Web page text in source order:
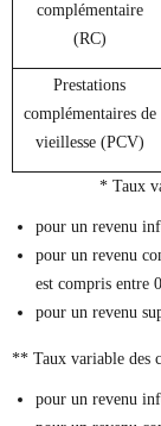
complémentaire
(RC)
Prestations
complémentaires de
vieillesse (PCV)
* Taux
pour un revenu
pour un revenu
est compris entre
pour un revenu
** Taux variable des
pour un revenu